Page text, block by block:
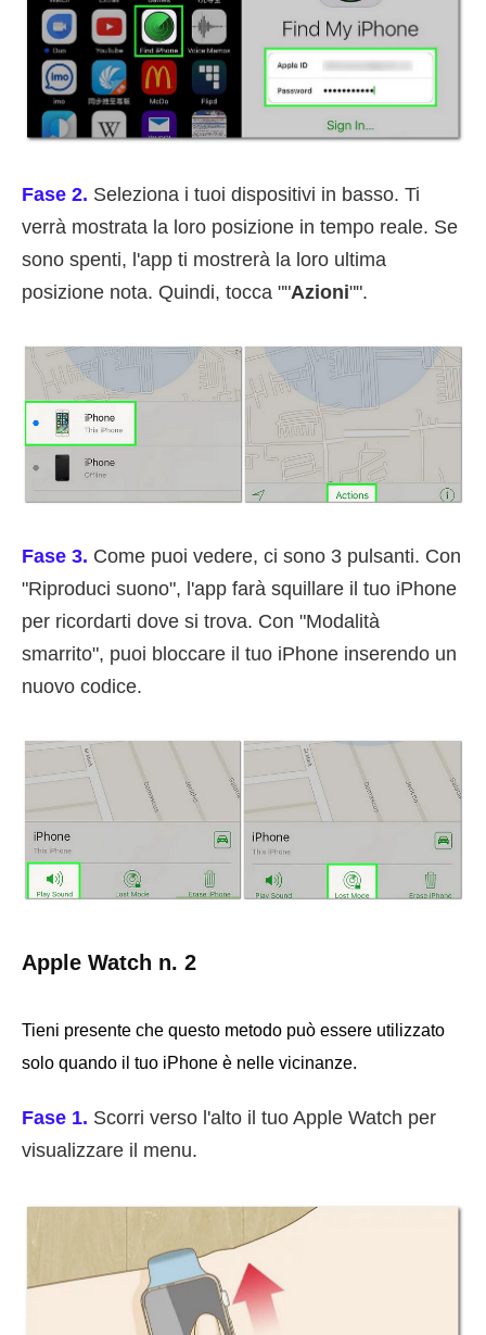
Fase 2. Seleziona i tuoi dispositivi in basso. Ti
verrà mostrata la loro posizione in tempo reale. Se
sono spenti, l'app ti mostrerà la loro ultima
posizione nota. Quindi, tocca ""Azioni"".
Fase 3. Come puoi vedere, ci sono 3 pulsanti. Con
"Riproduci suono", l'app farà squillare il tuo iPhone
per ricordarti dove si trova. Con "Modalità
smarrito", puoi bloccare il tuo iPhone inserendo un
nuovo codice.
Apple Watch n. 2
Tieni presente che questo metodo può essere utilizzato
solo quando il tuo iPhone è nelle vicinanze.
Fase 1. Scorri verso l'alto il tuo Apple Watch per
visualizzare il menu.